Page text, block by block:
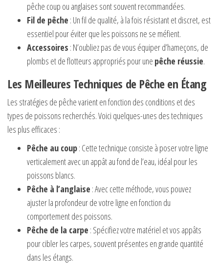
pêche coup ou anglaises sont souvent recommandées.
Fil de pêche : Un fil de qualité, à la fois résistant et discret, est
essentiel pour éviter que les poissons ne se méfient.
Accessoires : N’oubliez pas de vous équiper d’hameçons, de
plombs et de flotteurs appropriés pour une pêche réussie.
Les Meilleures Techniques de Pêche en Étang
Les stratégies de pêche varient en fonction des conditions et des
types de poissons recherchés. Voici quelques-unes des techniques
les plus efficaces :
Pêche au coup: Cette technique consiste à poser votre ligne
verticalement avec un appât au fond de l’eau, idéal pour les
poissons blancs.
Pêche à l’anglaise : Avec cette méthode, vous pouvez
ajuster la profondeur de votre ligne en fonction du
comportement des poissons.
Pêche de la carpe : Spécifiez votre matériel et vos appâts
pour cibler les carpes, souvent présentes en grande quantité
dans les étangs.